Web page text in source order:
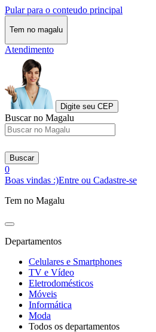
Pular para o conteudo principal
Tem no magalu
Atendimento
Digite seu CEP
Buscar no Magalu
Buscar
0
Boas vindas :)Entre ou Cadastre-se
Tem no Magalu
Departamentos
Celulares e Smartphones
TV e Vídeo
Eletrodomésticos
Móveis
Informática
Moda
Todos os departamentos